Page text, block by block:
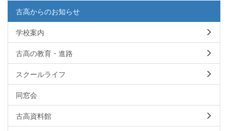
古高からのお知らせ
学校案内
古高の教育・進路
スクールライフ
同窓会
古高資料館